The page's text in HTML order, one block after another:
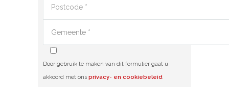
Door gebruik te maken van dit formulier gaat u
akkoord met ons privacy- en cookiebeleid.